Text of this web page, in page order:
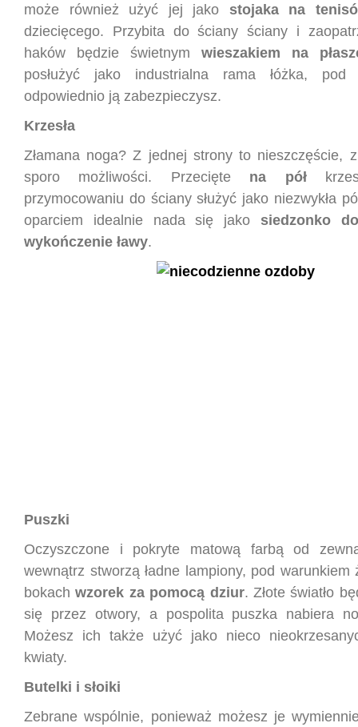
może również użyć jej jako stojaka na
dziecięcego. Przybita do ściany ściany i
haków będzie świetnym wieszakiem na
posłużyć jako industrialna rama łóżka, pod
odpowiednio ją zabezpieczysz.
Krzesła
Złamana noga? Z jednej strony to nieszczęście,
sporo możliwości. Przecięte na pół
przymocowaniu do ściany służyć jako niezwykła
oparciem idealnie nada się jako siedzonko
wykończenie ławy.
Puszki
Oczyszczone i pokryte matową farbą od
wewnątrz stworzą ładne lampiony, pod warunkiem
bokachwzorek za pomocą dziur. Złote światło
się przez otwory, a pospolita puszka nabiera
Możesz ich także użyć jako nieco
kwiaty.
Butelki i słoiki
Zebrane wspólnie, ponieważ możesz je